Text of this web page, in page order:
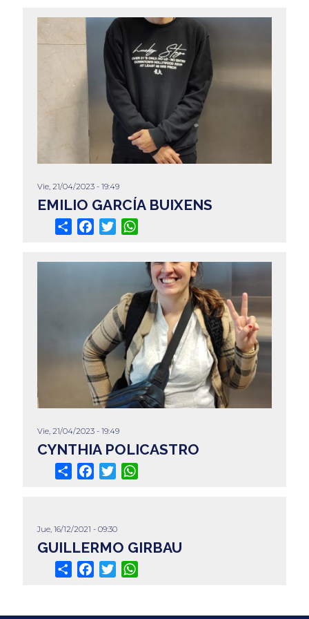
Vie, 21/04/2023 - 19:49
EMILIO GARCÍA BUIXENS
Share Facebook
Twitter
Vie, 21/04/2023 - 19:49
CYNTHIA POLICASTRO
Share Facebook
Twitter
Jue, 16/12/2021 - 09:30
GUILLERMO GIRBAU
Share Facebook
Twitter